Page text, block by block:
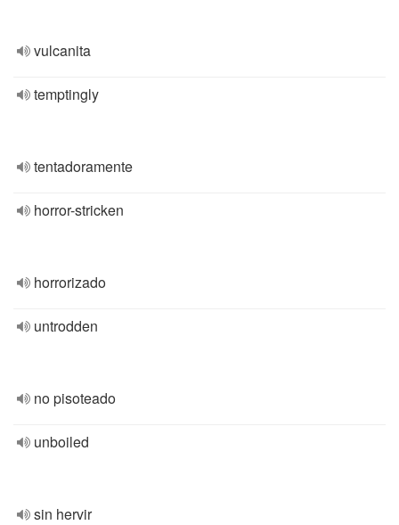
vulcanita
temptingly
tentadoramente
horror-stricken
horrorizado
untrodden
no pisoteado
unboiled
sin hervir